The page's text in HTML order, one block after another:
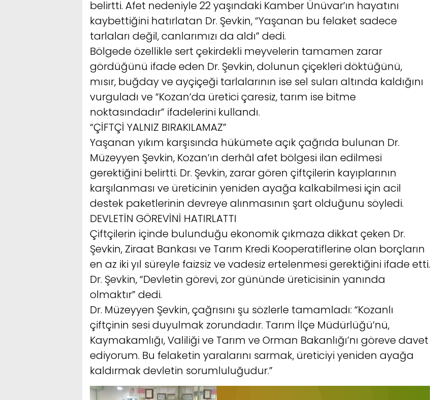
belirtti. Afet nedeniyle 22 yaşındaki Kamber Ünüvar’ın hayatını
kaybettiğini hatırlatan Dr. Şevkin, “Yaşanan bu felaket sadece
tarlaları değil, canlarımızı da aldı” dedi.
Bölgede özellikle sert çekirdekli meyvelerin tamamen zarar
gördüğünü ifade eden Dr. Şevkin, dolunun çiçekleri döktüğünü,
mısır, buğday ve ayçiçeği tarlalarının ise sel suları altında kaldığını
vurguladı ve “Kozan’da üretici çaresiz, tarım ise bitme
noktasındadır” ifadelerini kullandı.
“ÇİFTÇİ YALNIZ BIRAKILAMAZ”
Yaşanan yıkım karşısında hükümete açık çağrıda bulunan Dr.
Müzeyyen Şevkin, Kozan’ın derhâl afet bölgesi ilan edilmesi
gerektiğini belirtti. Dr. Şevkin, zarar gören çiftçilerin kayıplarının
karşılanması ve üreticinin yeniden ayağa kalkabilmesi için acil
destek paketlerinin devreye alınmasının şart olduğunu söyledi.
DEVLETİN GÖREVİNİ HATIRLATTI
Çiftçilerin içinde bulunduğu ekonomik çıkmaza dikkat çeken Dr.
Şevkin, Ziraat Bankası ve Tarım Kredi Kooperatiflerine olan borçların
en az iki yıl süreyle faizsiz ve vadesiz ertelenmesi gerektiğini ifade etti.
Dr. Şevkin, “Devletin görevi, zor gününde üreticisinin yanında
olmaktır” dedi.
Dr. Müzeyyen Şevkin, çağrısını şu sözlerle tamamladı: “Kozanlı
çiftçinin sesi duyulmak zorundadır. Tarım İlçe Müdürlüğü’nü,
Kaymakamlığı, Valiliği ve Tarım ve Orman Bakanlığı’nı göreve davet
ediyorum. Bu felaketin yaralarını sarmak, üreticiyi yeniden ayağa
kaldırmak devletin sorumluluğudur.”